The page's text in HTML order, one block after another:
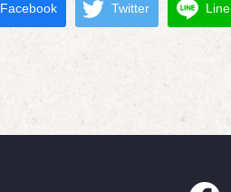
Facebook Twitter Line